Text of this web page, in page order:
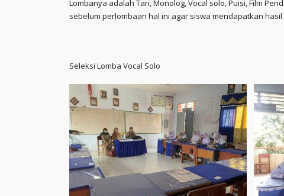
Lombanya adalah Tari, Monolog, Vocal solo, Puisi, Film
sebelum perlombaan hal ini agar siswa mendapatkan hasil
Seleksi Lomba Vocal Solo